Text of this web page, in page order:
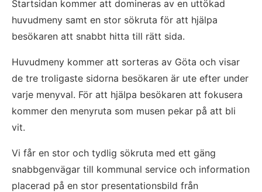
Startsidan kommer att domineras av en uttökad
huvudmeny samt en stor sökruta för att hjälpa
besökaren att snabbt hitta till rätt sida.
Huvudmeny kommer att sorteras av Göta och visar
de tre troligaste sidorna besökaren är ute efter under
varje menyval. För att hjälpa besökaren att fokusera
kommer den menyruta som musen pekar på att bli
vit.
Vi får en stor och tydlig sökruta med ett gäng
snabbgenvägar till kommunal service och information
placerad på en stor presentationsbild från